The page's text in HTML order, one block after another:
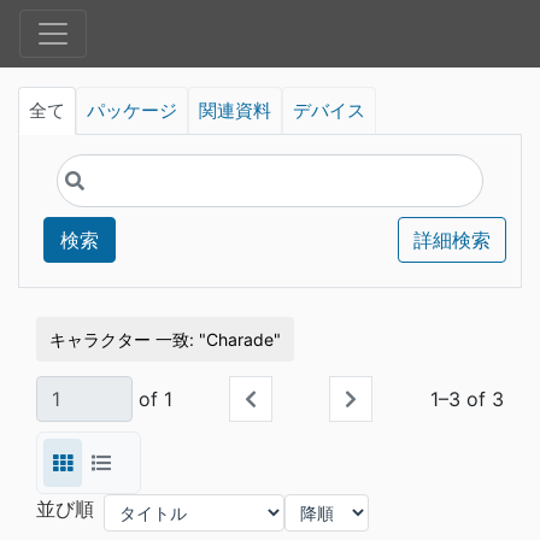
全て パッケージ 関連資料 デバイス
検索 詳細検索
キャラクター 一致 Charade
of 1 1–3 of 3
並び順